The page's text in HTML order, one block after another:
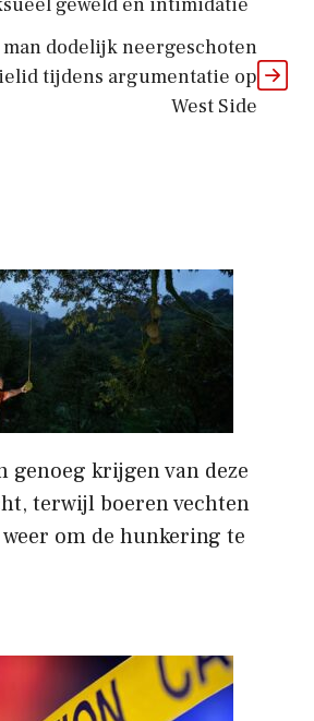
dodelijk neergeschoten
tijdens argumentatie op
West Side
genoeg krijgen van deze
terwijl boeren vechten
om de hunkering te